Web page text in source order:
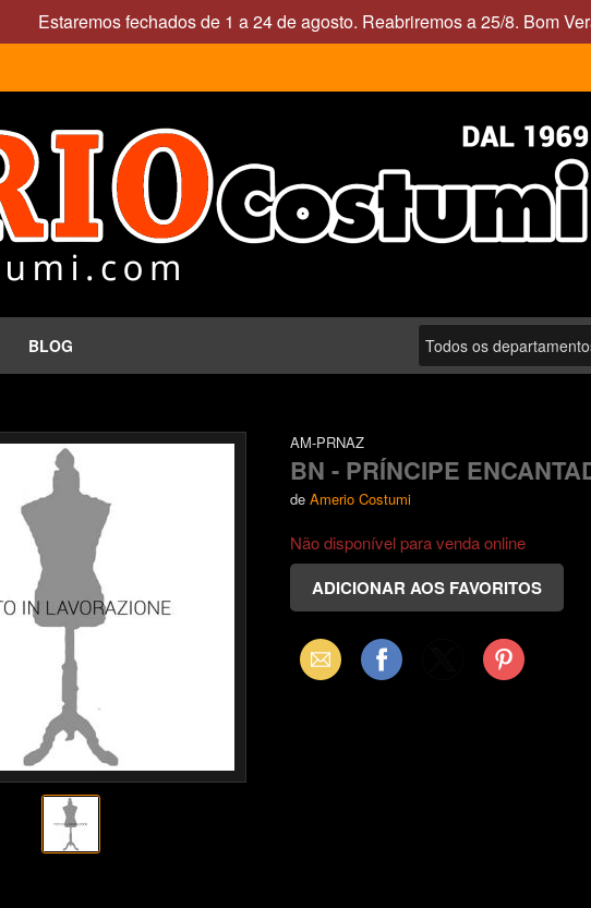
Estaremos fechados de 1 a 24 de agosto. Reabriremos a 25/8. Bom
BLOG
AM-PRNAZ
BN - PRÍNCIPE
de Amerio Costumi
Não disponível para venda online
Email Facebook Pinterest